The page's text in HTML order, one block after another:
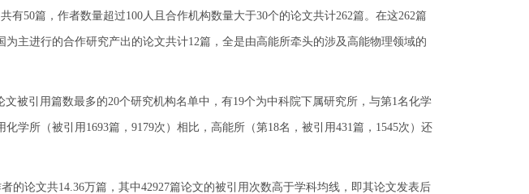
有50篇，作者数量超过100人且合作机构数量大于30个的论文共计262篇。在这262篇
主进行的合作研究产出的论文共计12篇，全是由高能所牵头的涉及高能物理领域的
被引用篇数最多的20个研究机构名单中，有19个为中科院下属研究所，与第1名化学
学所（被引用1693篇，9179次）相比，高能所（第18名，被引用431篇，1545次）还
论文共14.36万篇，其中42927篇论文的被引用次数高于学科均线，即其论文发表后